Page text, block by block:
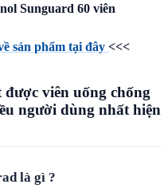
Sunguard 60 viên
sản phẩm tại đây <<<
viên uống chống
người dùng nhất hiện
là gì ?